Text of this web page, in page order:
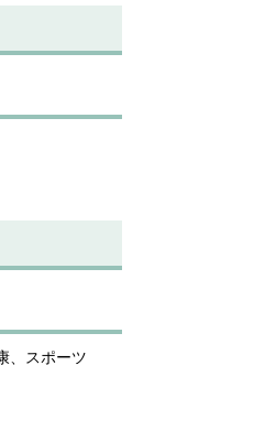
、スポーツ